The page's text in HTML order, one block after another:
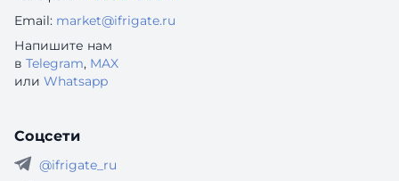
Email: market@ifrigate.ru
Напишите нам
в Telegram, MAX
или Whatsapp
Соцсети
@ifrigate_ru